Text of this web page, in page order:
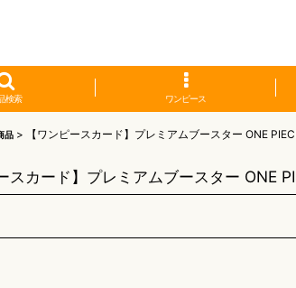
検索 ワンピース
品 > 【ワンピースカード】プレミアムブースター ONE
スカード】プレミアムブースター ONE